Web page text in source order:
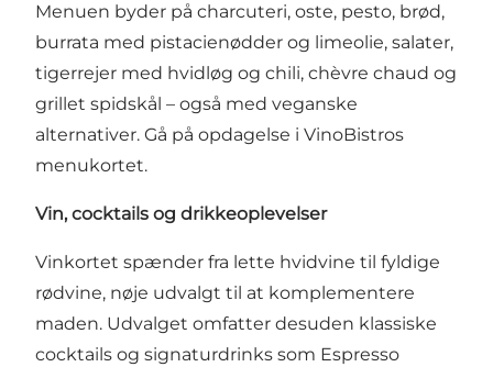
Menuen byder på charcuteri, oste, pesto, brød,
burrata med pistacienødder og limeolie, salater,
tigerrejer med hvidløg og chili, chèvre chaud og
grillet spidskål – også med veganske
alternativer. Gå på opdagelse i VinoBistros
menukortet.
Vin, cocktails og drikkeoplevelser
Vinkortet spænder fra lette hvidvine til fyldige
rødvine, nøje udvalgt til at komplementere
maden. Udvalget omfatter desuden klassiske
cocktails og signaturdrinks som Espresso